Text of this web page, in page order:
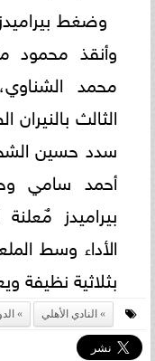
وضغط
وأنقذ محمود
محمد
الثالث
سدد حسين
أحمد سامي
بيراميدز
الأداء وسط
بثلاثية نظيفة
النادي الأهلي